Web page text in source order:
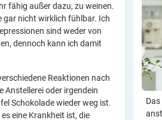
fähig außer dazu, zu weinen.
gar nicht wirklich fühlbar. Ich
sind weder von
dennoch kann ich damit
Reaktionen nach
Anstellerei oder irgendein
Schokolade wieder weg ist.
eine Krankheit ist, die